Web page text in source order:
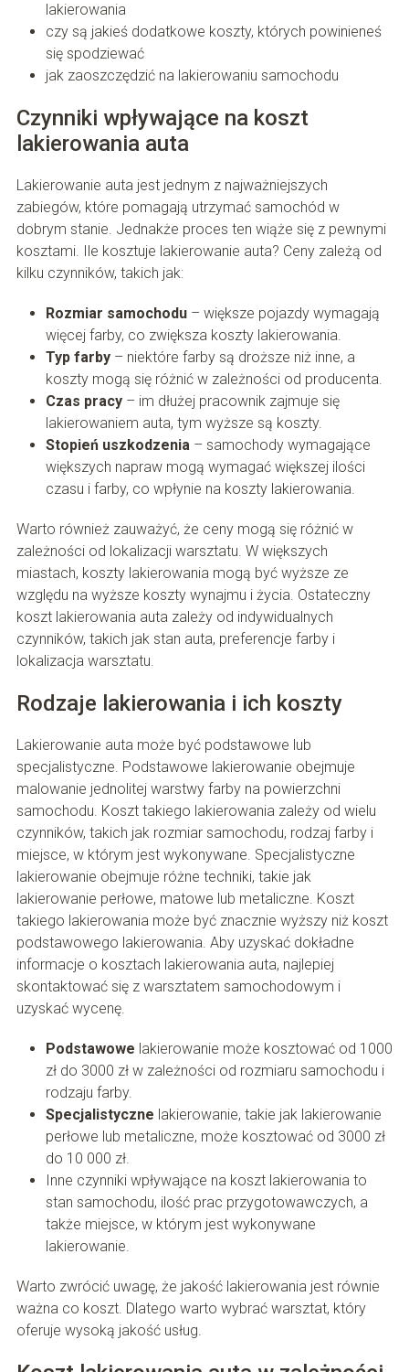
lakierowania
czy są jakieś dodatkowe koszty, których powinieneś
się spodziewać
jak zaoszczędzić na lakierowaniu samochodu
Czynniki wpływające na koszt
lakierowania auta
Lakierowanie auta jest jednym z najważniejszych
zabiegów, które pomagają utrzymać samochód w
dobrym stanie. Jednakże proces ten wiąże się z pewnymi
kosztami. Ile kosztuje lakierowanie auta? Ceny zależą od
kilku czynników, takich jak:
Rozmiar samochodu– większe pojazdy wymagają
więcej farby, co zwiększa koszty lakierowania.
Typ farby– niektóre farby są droższe niż inne, a
koszty mogą się różnić w zależności od producenta.
Czas pracy– im dłużej pracownik zajmuje się
lakierowaniem auta, tym wyższe są koszty.
Stopień uszkodzenia– samochody wymagające
większych napraw mogą wymagać większej ilości
czasu i farby, co wpłynie na koszty lakierowania.
Warto również zauważyć, że ceny mogą się różnić w
zależności od lokalizacji warsztatu. W większych
miastach, koszty lakierowania mogą być wyższe ze
względu na wyższe koszty wynajmu i życia. Ostateczny
koszt lakierowania auta zależy od indywidualnych
czynników, takich jak stan auta, preferencje farby i
lokalizacja warsztatu.
Rodzaje lakierowania i ich koszty
Lakierowanie auta może być podstawowe lub
specjalistyczne. Podstawowe lakierowanie obejmuje
malowanie jednolitej warstwy farby na powierzchni
samochodu. Koszt takiego lakierowania zależy od wielu
czynników, takich jak rozmiar samochodu, rodzaj farby i
miejsce, w którym jest wykonywane. Specjalistyczne
lakierowanie obejmuje różne techniki, takie jak
lakierowanie perłowe, matowe lub metaliczne. Koszt
takiego lakierowania może być znacznie wyższy niż koszt
podstawowego lakierowania. Aby uzyskać dokładne
informacje o kosztach lakierowania auta, najlepiej
skontaktować się z warsztatem samochodowym i
uzyskać wycenę.
Podstawowe lakierowanie może kosztować od 1000
zł do 3000 zł w zależności od rozmiaru samochodu i
rodzaju farby.
Specjalistyczne lakierowanie, takie jak lakierowanie
perłowe lub metaliczne, może kosztować od 3000 zł
do 10 000 zł.
Inne czynniki wpływające na koszt lakierowania to
stan samochodu, ilość prac przygotowawczych, a
także miejsce, w którym jest wykonywane
lakierowanie.
Warto zwrócić uwagę, że jakość lakierowania jest równie
ważna co koszt. Dlatego warto wybrać warsztat, który
oferuje wysoką jakość usług.